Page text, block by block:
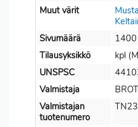
Muut värit Musta
Sivumäärä
1400
Tilausyksikkö
kpl
UNSPSC
Valmistaja
Valmistajan
tuotenumero